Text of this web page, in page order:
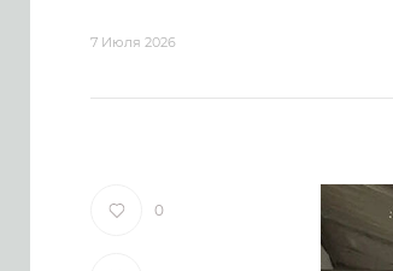
7 Июля 2026
0